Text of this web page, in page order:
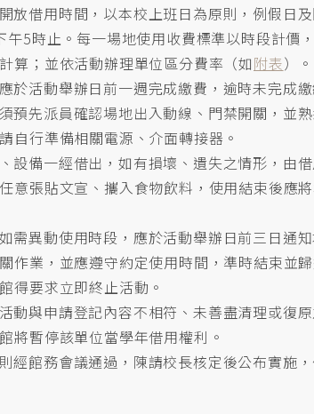
放借用時間，以本校上班日為原則，例假日
午5時止。每一場地使用收費標準以時段計價
算；並依活動辦理單位區分費率（如附表）。
於活動舉辦日前一週完成繳費，逾時未完成
預先派員確認場地出入動線、門禁開關，並
自行準備相關電源、介面轉接器。
設備一經借出，如有損壞、遺失之情形，由
意張貼文宣、攜入食物飲料，使用結束後應
需異動使用時段，應於活動舉辦日前三日通
作業，並應遵守約定使用時間，準時結束並
得要求立即終止活動。
動與申請登記內容不相符、未善盡清理或復
將暫停該單位當學年借用權利。
經館務會議通過，陳請校長核定後公布實施，